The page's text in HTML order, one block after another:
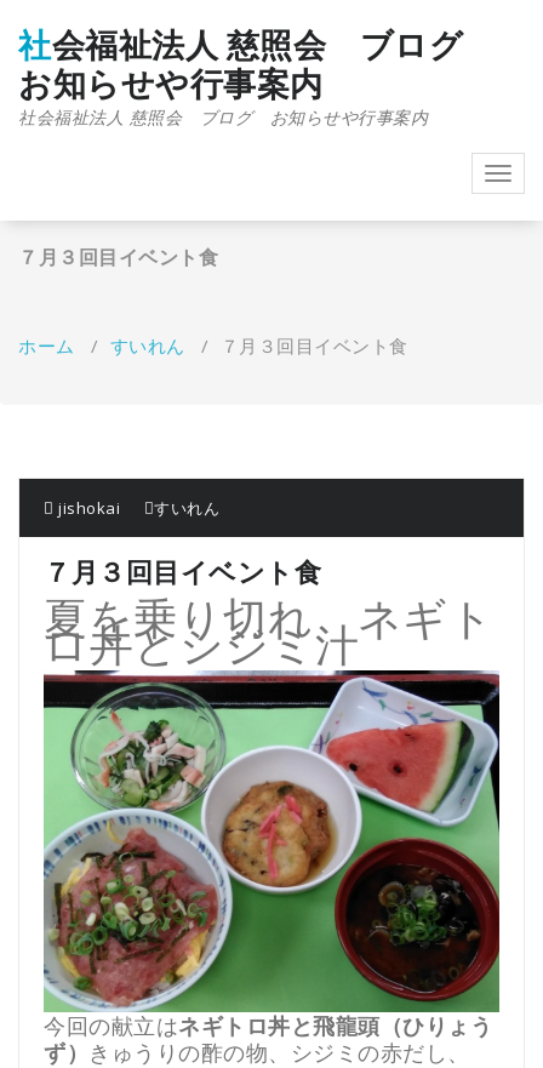
プ
社会福祉法人 慈照会 ブログ
お知らせや行事案内
社会福祉法人 慈照会 ブログ お知らせや行事案内
７月３回目イベント食
ホーム / すいれん / ７月３回目イベント食
jishokai すいれん
７月３回目イベント食
夏を乗り切れ ネギト
ロ丼とシジミ汁
今回の献立はネギトロ丼と飛龍頭（ひりょう
ず） きゅうりの酢の物、シジミの赤だし、